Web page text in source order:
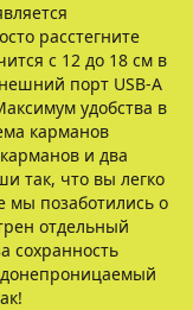
расстегните
с 12 до 18 см в
порт USB-A
удобства в
карманов
и два
так, что вы легко
мы позаботились о
отдельный
сохранность